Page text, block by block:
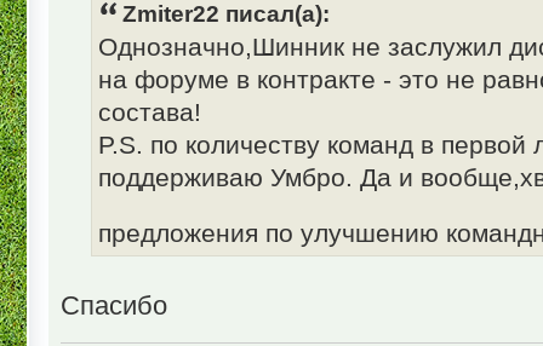
Zmiter22 писал(а):
Однозначно,Шинник не заслужил
на форуме в контракте - это не
состава!
P.S. по количеству команд в первой
поддерживаю Умбро. Да и
предложения по улучшению
Спасибо